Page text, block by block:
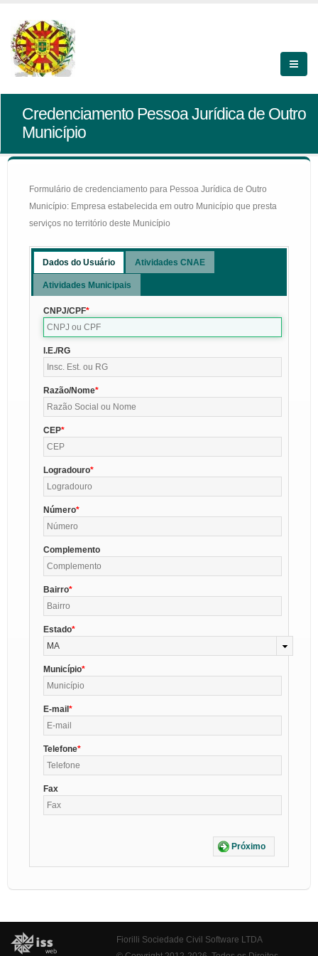
Credenciamento Pessoa Jurídica de Outro
Município
Formulário de credenciamento para Pessoa Jurídica de Outro
Município: Empresa estabelecida em outro Município que presta
serviços no território deste Município
Dados do Usuário Atividades CNAE
Atividades Municipais
CNPJ/CPF
I.E./RG
Razão/Nome
CEP
Logradouro
Número
Complemento
Bairro
Estado
MA
Município
E-mail
Telefone
Fax
Próximo
Fiorilli Sociedade Civil Software LTDA